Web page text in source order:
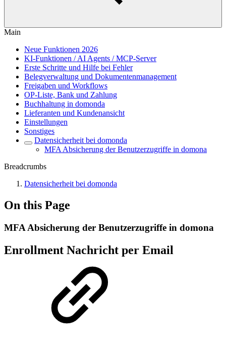
Main
Neue Funktionen 2026
KI-Funktionen / AI Agents / MCP-Server
Erste Schritte und Hilfe bei Fehler
Belegverwaltung und Dokumentenmanagement
Freigaben und Workflows
OP-Liste, Bank und Zahlung
Buchhaltung in domonda
Lieferanten und Kundenansicht
Einstellungen
Sonstiges
Datensicherheit bei domonda
MFA Absicherung der Benutzerzugriffe in domona
Breadcrumbs
Datensicherheit bei domonda
On this Page
MFA Absicherung der Benutzerzugriffe in domona
Enrollment Nachricht per Email